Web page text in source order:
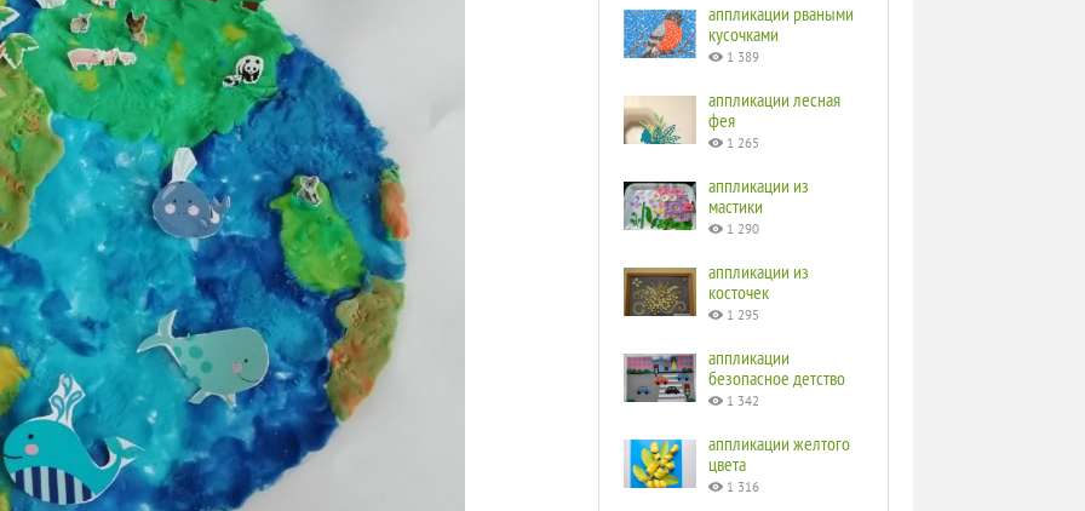
аппликации рваными
кусочками
1 389
аппликации лесная
фея
1 265
аппликации из
мастики
1 290
аппликации из
косточек
1 295
аппликации
безопасное детство
1 342
аппликации желтого
цвета
1 316